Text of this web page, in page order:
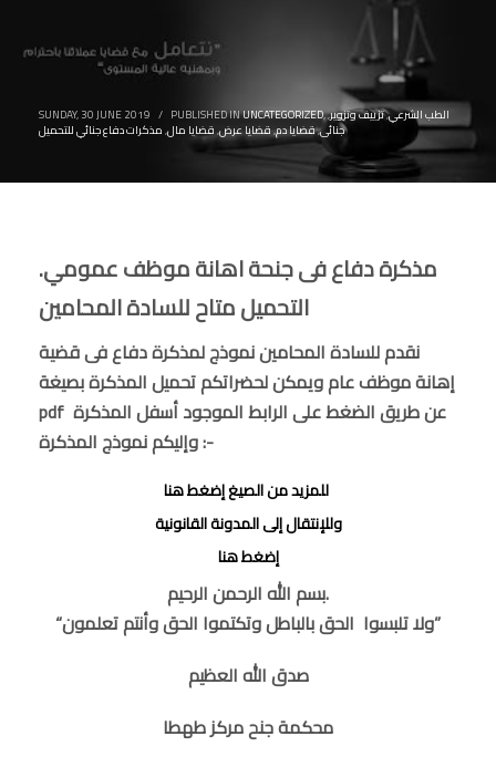
SUNDAY, 30 JUNE 2019 / PUBLISHED INUNCATEGORIZED, الطب الشرعي,تزييف وتزوير,
جنائى,قضايا دم,قضايا عرض,قضايا مال,مذكرات دفاع جنائي للتحميل
مذكرة دفاع فى جنحة اهانة موظف عمومي.
التحميل متاح للسادة المحامين
نقدم للسادة المحامين نموذج لمذكرة دفاع فى قضية
إهانة موظف عام ويمكن لحضراتكم تحميل المذكرة بصيغة
pdf عن طريق الضغط على الرابط الموجود أسفل المذكرة
وإليكم نموذج المذكرة :-
للمزيد من الصيغ إضغط هنا
وللإنتقال إلى المدونة القانونية
إضغط هنا
بسم الله الرحمن الرحيم.
“ولا تلبسوا الحق بالباطل وتكتموا الحق وأنتم تعلمون”
صدق الله العظيم
محكمة جنح مركز طهطا